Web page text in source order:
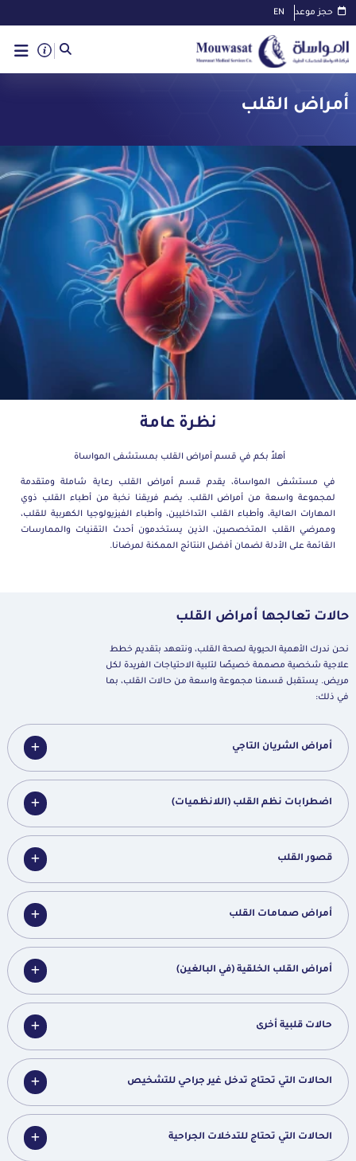
حجز موعد EN
أمراض القلب
نظرة عامة
أهلاً بكم في قسم أمراض القلب بمستشفى المواساة
في مستشفى المواساة، يقدم قسم أمراض القلب رعاية شاملة ومتقدمة
لمجموعة واسعة من أمراض القلب. يضم فريقنا نخبة من أطباء القلب ذوي
المهارات العالية، وأطباء القلب التداخليين، وأطباء الفيزيولوجيا الكهربية للقلب،
وممرضي القلب المتخصصين، الذين يستخدمون أحدث التقنيات والممارسات
القائمة على الأدلة لضمان أفضل النتائج الممكنة لمرضانا.
حالات تعالجها أمراض القلب
نحن ندرك الأهمية الحيوية لصحة القلب، ونتعهد بتقديم خطط
علاجية شخصية مصممة خصيصًا لتلبية الاحتياجات الفريدة لكل
مريض. يستقبل قسمنا مجموعة واسعة من حالات القلب، بما
في ذلك:
أمراض الشريان التاجي
اضطرابات نظم القلب (اللانظميات)
قصور القلب
أمراض صمامات القلب
أمراض القلب الخلقية (في البالغين)
حالات قلبية أخرى
الحالات التي تحتاج تدخل غير جراحي للتشخيص
الحالات التي تحتاج للتدخلات الجراحية